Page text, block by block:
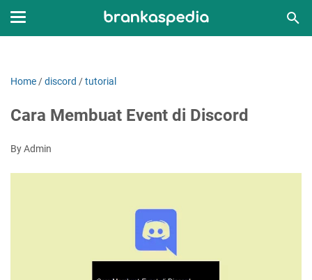
Home /discord /tutorial
Cara Membuat Event di Discord
By Admin